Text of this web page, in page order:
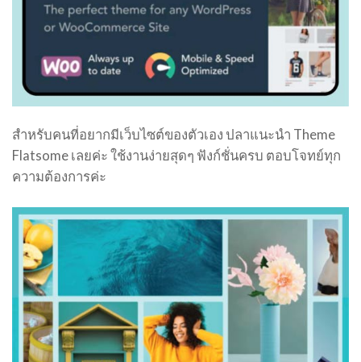
สำหรับคนที่อยากมีเว็บไซต์ของตัวเอง ปลาแนะนำ Theme
Flatsome เลยค่ะ ใช้งานง่ายสุดๆ ฟังก์ชั่นครบ ตอบโจทย์ทุก
ความต้องการค่ะ